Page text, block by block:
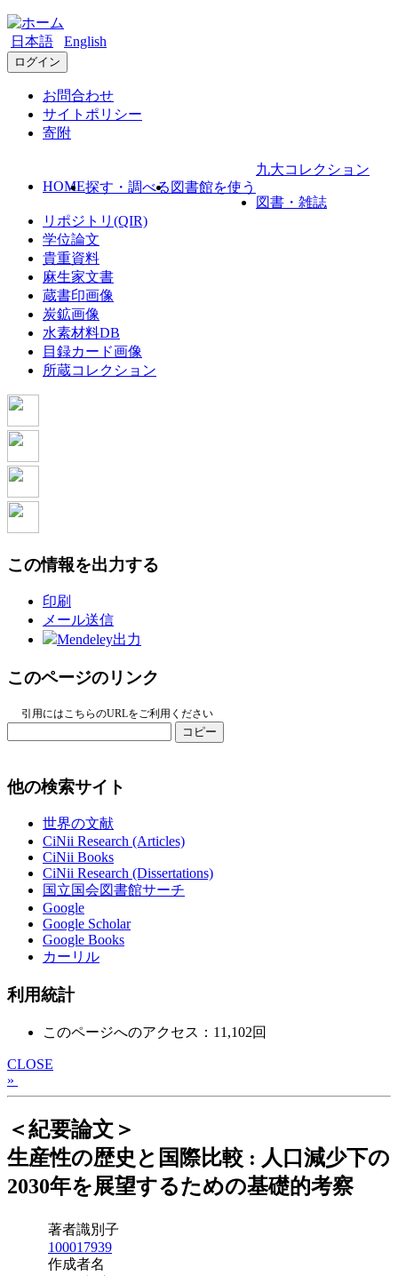
日本語 English
ログイン
お問合わせ
サイトポリシー
寄附
HOME探す・調べる 図書館を使う
九大コレクション
図書・雑誌
リポジトリ(QIR)
学位論文
貴重資料
麻生家文書
蔵書印画像
炭鉱画像
水素材料DB
目録カード画像
所蔵コレクション
この情報を出力する
印刷
メール送信
Mendeley出力
このページのリンク
引用にはこちらのURLをご利用ください
コピー
他の検索サイト
世界の文献
CiNii Research (Articles)
CiNii Books
CiNii Research (Dissertations)
国立国会図書館サーチ
Google
Google Scholar
Google Books
カーリル
利用統計
このページへのアクセス：11,102回
CLOSE
»
＜紀要論文＞
生産性の歴史と国際比較 : 人口減少下の
2030年を展望するための基礎的考察
著者識別子
100017939
作成者名